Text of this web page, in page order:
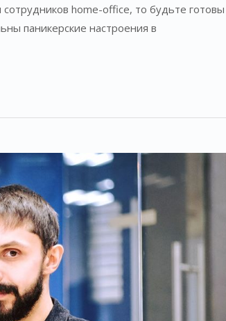
home-office, то будьте готовы
паникерские настроения в